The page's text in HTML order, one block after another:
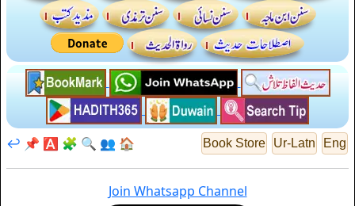
Eng
Ur-Latn
Book Store
🏠
👥
🔍
🧩
🅰️
📌
↩️
Join Whatsapp Channel